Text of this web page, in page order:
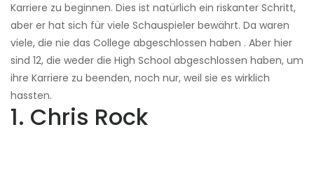
Karriere zu beginnen. Dies ist natürlich ein riskanter Schritt,
aber er hat sich für viele Schauspieler bewährt. Da waren
viele, die nie das College abgeschlossen haben . Aber hier
sind 12, die weder die High School abgeschlossen haben, um
ihre Karriere zu beenden, noch nur, weil sie es wirklich
hassten.
1. Chris Rock